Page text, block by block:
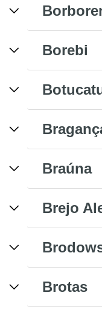
Borebi
Braúna
Brejo
Brotas